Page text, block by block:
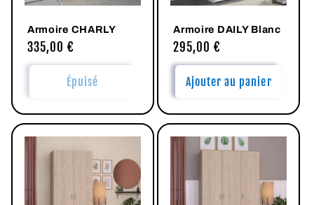
Armoire CHARLY
Prix
habituel
335,00 €
Épuisé
Armoire DAILY Blanc
Prix
habituel
295,00 €
Ajouter au panier